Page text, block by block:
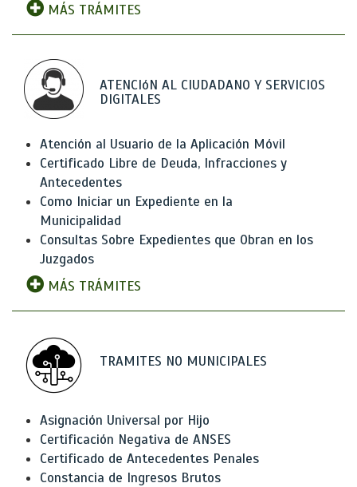
MÁS TRÁMITES
ATENCIóN AL CIUDADANO Y SERVICIOS
DIGITALES
Atención al Usuario de la Aplicación Móvil
Certificado Libre de Deuda, Infracciones y
Antecedentes
Como Iniciar un Expediente en la
Municipalidad
Consultas Sobre Expedientes que Obran en los
Juzgados
MÁS TRÁMITES
TRAMITES NO MUNICIPALES
Asignación Universal por Hijo
Certificación Negativa de ANSES
Certificado de Antecedentes Penales
Constancia de Ingresos Brutos